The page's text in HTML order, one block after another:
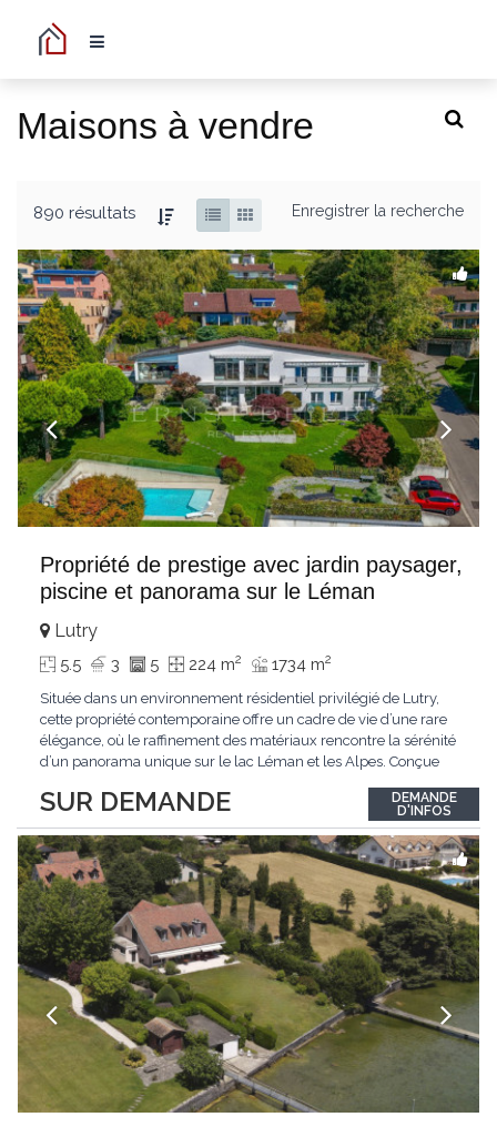
Maisons à vendre
890 résultats Enregistrer la recherche
Propriété de prestige avec jardin paysager,
piscine et panorama sur le Léman
SUR DEMANDE
Lutry
5.5 3 5 224 m2 1734 m2
Située dans un environnement résidentiel privilégié de Lutry,
cette propriété contemporaine offre un cadre de vie d’une rare
élégance, où le raffinement des matériaux rencontre la sérénité
d’un panorama unique sur le lac Léman et les Alpes. Conçue
distingue par ses espaces généreux et son atmosphère
résolument harmonieuse. Caractéristiques...
DEMANDE
D'INFOS